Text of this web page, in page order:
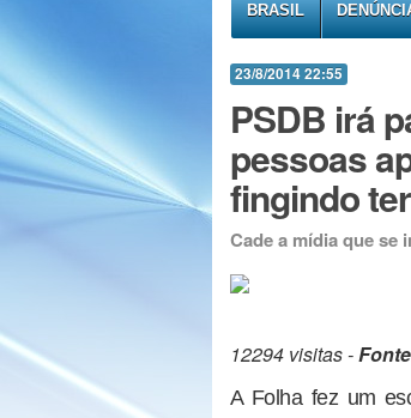
BRASIL
23/8/2014 22:55
PSDB irá
pessoas
fingindo
Cade a mídia que se
12294 visitas -
A Folha fez um